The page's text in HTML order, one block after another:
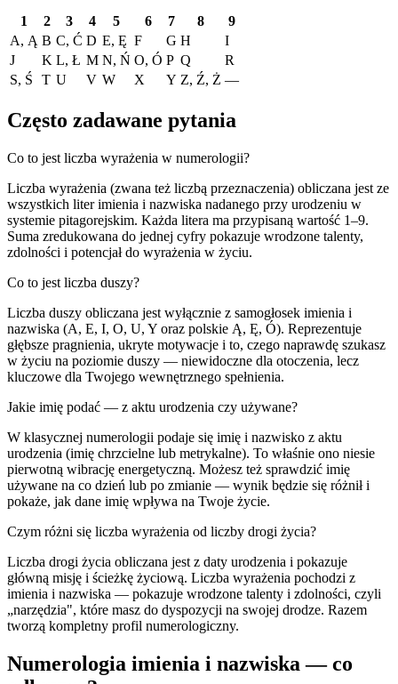
1 2 3 4 5 6 7 8
9
A, Ą B C, Ć D E, Ę F G H
I
J
K L, Ł M N, Ń O, Ó P Q
R
S, Ś
T U V W X Y Z, Ź, Ż —
Często zadawane pytania
Co to jest liczba wyrażenia w numerologii?
Liczba wyrażenia (zwana też liczbą przeznaczenia) obliczana jest ze
wszystkich liter imienia i nazwiska nadanego przy urodzeniu w
systemie pitagorejskim. Każda litera ma przypisaną wartość 1–9.
Suma zredukowana do jednej cyfry pokazuje wrodzone talenty,
zdolności i potencjał do wyrażenia w życiu.
Co to jest liczba duszy?
Liczba duszy obliczana jest wyłącznie z samogłosek imienia i
nazwiska (A, E, I, O, U, Y oraz polskie Ą, Ę, Ó). Reprezentuje
głębsze pragnienia, ukryte motywacje i to, czego naprawdę szukasz
w życiu na poziomie duszy — niewidoczne dla otoczenia, lecz
kluczowe dla Twojego wewnętrznego spełnienia.
Jakie imię podać — z aktu urodzenia czy używane?
W klasycznej numerologii podaje się imię i nazwisko z aktu
urodzenia (imię chrzcielne lub metrykalne). To właśnie ono niesie
pierwotną wibrację energetyczną. Możesz też sprawdzić imię
używane na co dzień lub po zmianie — wynik będzie się różnił i
pokaże, jak dane imię wpływa na Twoje życie.
Czym różni się liczba wyrażenia od liczby drogi życia?
Liczba drogi życia obliczana jest z daty urodzenia i pokazuje
główną misję i ścieżkę życiową. Liczba wyrażenia pochodzi z
imienia i nazwiska — pokazuje wrodzone talenty i zdolności, czyli
„narzędzia", które masz do dyspozycji na swojej drodze. Razem
tworzą kompletny profil numerologiczny.
Numerologia imienia i nazwiska — co